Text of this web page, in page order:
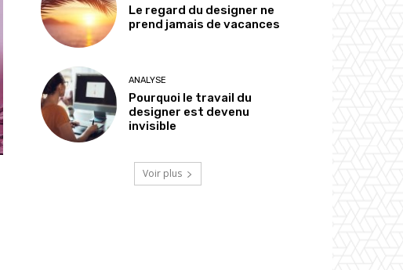
Le regard du designer ne
prend jamais de vacances
ANALYSE
Pourquoi le travail du
designer est devenu
invisible
Voir plus